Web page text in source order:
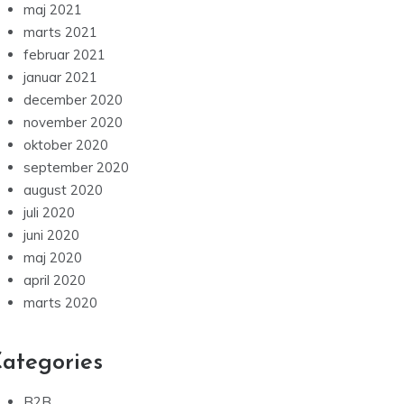
maj 2021
marts 2021
februar 2021
januar 2021
december 2020
november 2020
oktober 2020
september 2020
august 2020
juli 2020
juni 2020
maj 2020
april 2020
marts 2020